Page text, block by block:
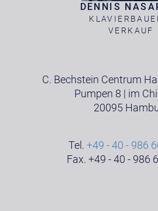
DENNIS
VERKAUF
C. Bechstein Centrum
Pumpen 8 | im
20095
Tel. +49 - 40 - 986
Fax. +49 - 40 - 986